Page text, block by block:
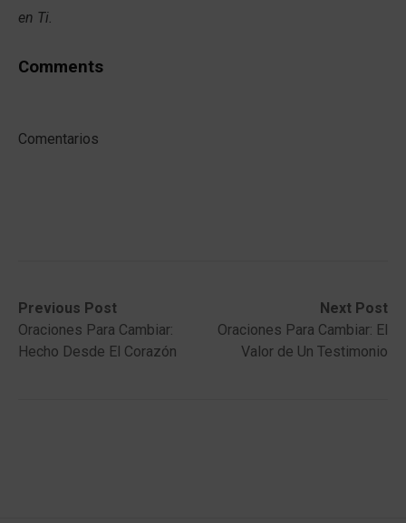
en Ti.
Comments
Comentarios
Post
navigation
Previous Post
Previous
post:Oraciones Para Cambiar:
Hecho Desde El Corazón
Next Post
Next
post:
Oraciones Para Cambiar: El
Valor de Un Testimonio